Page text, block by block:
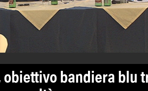
obiettivo bandiera blu